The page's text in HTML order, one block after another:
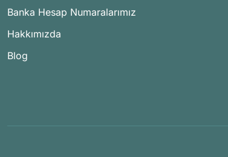
Banka Hesap Numaralarımız
Hakkımızda
Blog